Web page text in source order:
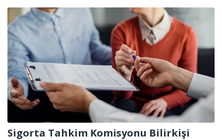
sağlar.
Sigorta Tahkim Komisyonu Bilirkişi